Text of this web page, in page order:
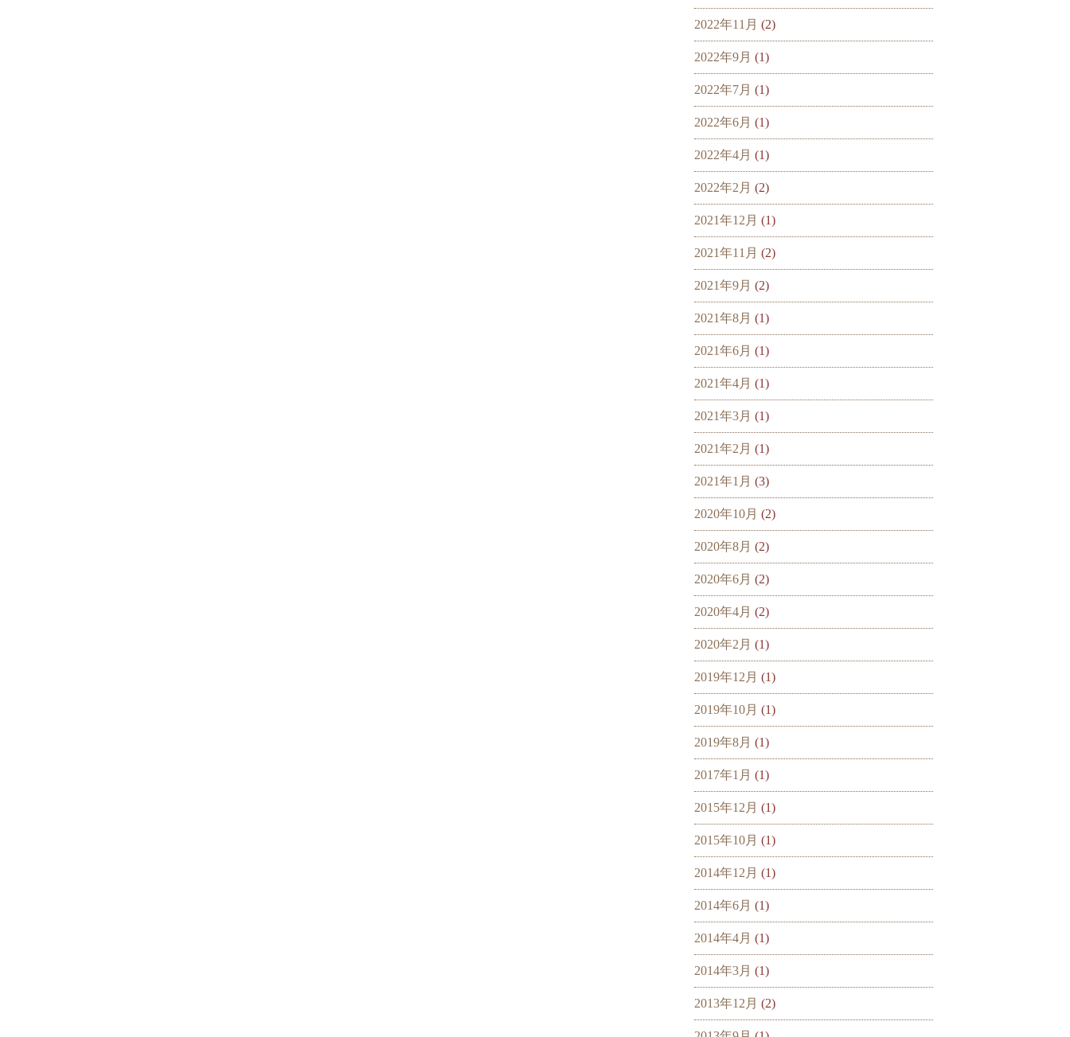
2022年11月 (2)
2022年9月 (1)
2022年7月 (1)
2022年6月 (1)
2022年4月 (1)
2022年2月 (2)
2021年12月 (1)
2021年11月 (2)
2021年9月 (2)
2021年8月 (1)
2021年6月 (1)
2021年4月 (1)
2021年3月 (1)
2021年2月 (1)
2021年1月 (3)
2020年10月 (2)
2020年8月 (2)
2020年6月 (2)
2020年4月 (2)
2020年2月 (1)
2019年12月 (1)
2019年10月 (1)
2019年8月 (1)
2017年1月 (1)
2015年12月 (1)
2015年10月 (1)
2014年12月 (1)
2014年6月 (1)
2014年4月 (1)
2014年3月 (1)
2013年12月 (2)